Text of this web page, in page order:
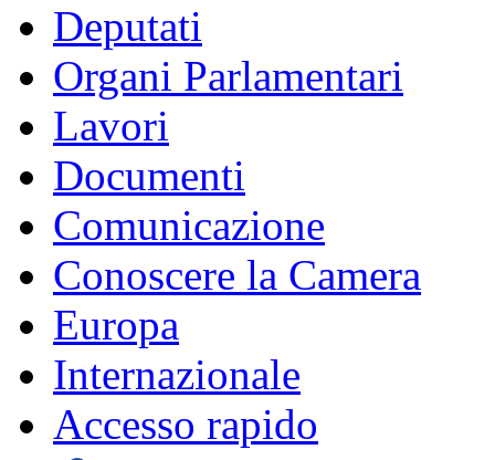
Deputati
Organi Parlamentari
Lavori
Documenti
Comunicazione
Conoscere la Camera
Europa
Internazionale
Accesso rapido